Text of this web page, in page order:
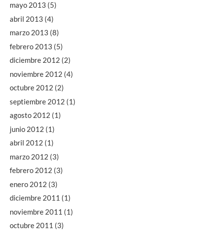
mayo 2013 (5)
abril 2013 (4)
marzo 2013 (8)
febrero 2013 (5)
diciembre 2012 (2)
noviembre 2012 (4)
octubre 2012 (2)
septiembre 2012 (1)
agosto 2012 (1)
junio 2012 (1)
abril 2012 (1)
marzo 2012 (3)
febrero 2012 (3)
enero 2012 (3)
diciembre 2011 (1)
noviembre 2011 (1)
octubre 2011 (3)